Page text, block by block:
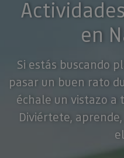
en
Si estás buscando
pasar un buen rato
échale un vistazo a
Diviértete,